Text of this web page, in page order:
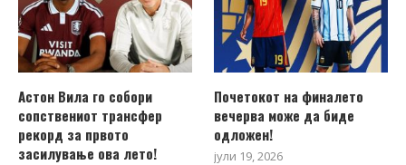
Астон Вила го собори
сопствениот трансфер
рекорд за првото
засилување ова лето!
Почетокот на финалето
вечерва може да биде
одложен!
јули 19, 2026